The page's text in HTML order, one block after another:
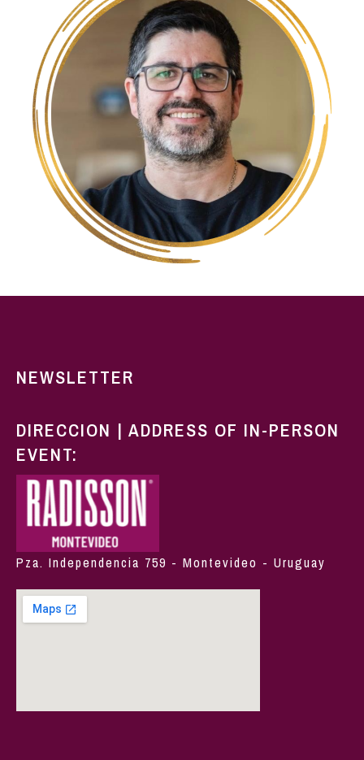
NEWSLETTER
DIRECCION | ADDRESS OF IN-PERSON
EVENT:
Pza. Independencia 759 - Montevideo - Uruguay